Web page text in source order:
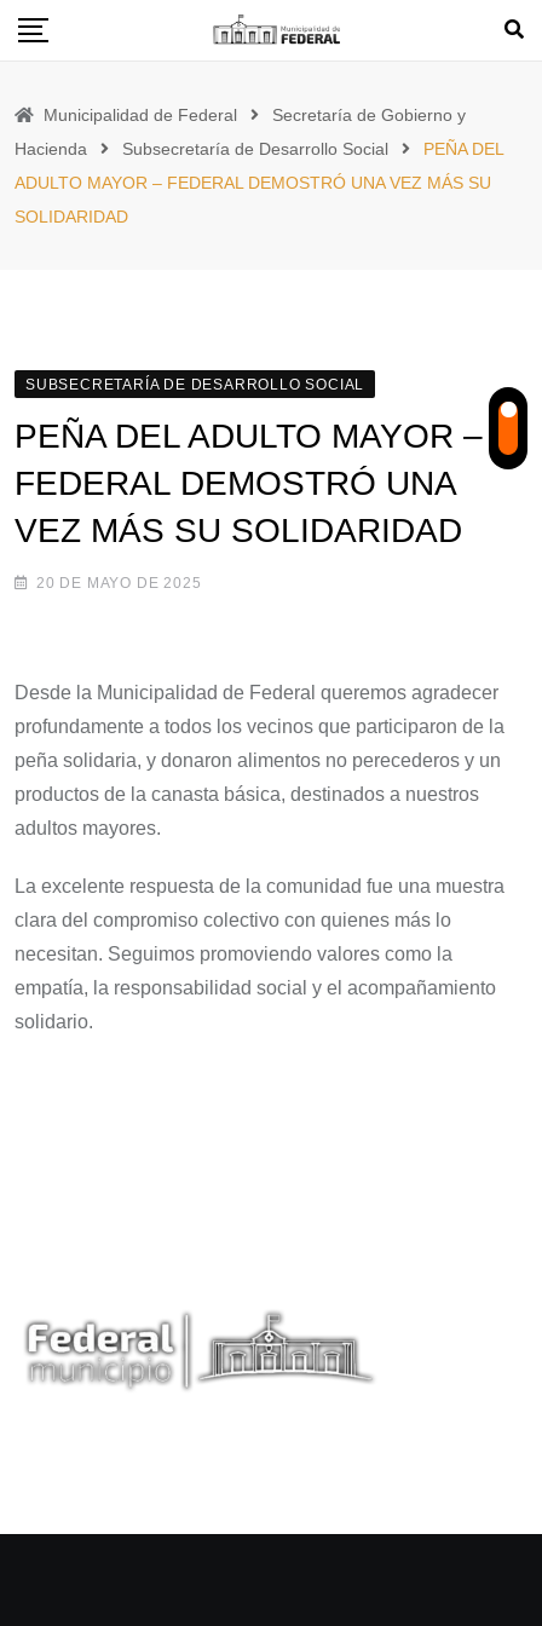
Skip
Municipalidad de Federal
Secretaría de Gobierno y
Hacienda
Subsecretaría de Desarrollo Social
PEÑA DEL
ADULTO MAYOR – FEDERAL DEMOSTRÓ UNA VEZ MÁS SU
SOLIDARIDAD
SUBSECRETARÍA DE DESARROLLO SOCIAL
PEÑA DEL ADULTO MAYOR –
FEDERAL DEMOSTRÓ UNA
VEZ MÁS SU SOLIDARIDAD
20 DE MAYO DE 2025
Desde la Municipalidad de Federal queremos agradecer
profundamente a todos los vecinos que participaron de la
peña solidaria, y donaron alimentos no perecederos y un
productos de la canasta básica, destinados a nuestros
adultos mayores.
La excelente respuesta de la comunidad fue una muestra
clara del compromiso colectivo con quienes más lo
necesitan. Seguimos promoviendo valores como la
empatía, la responsabilidad social y el acompañamiento
solidario.